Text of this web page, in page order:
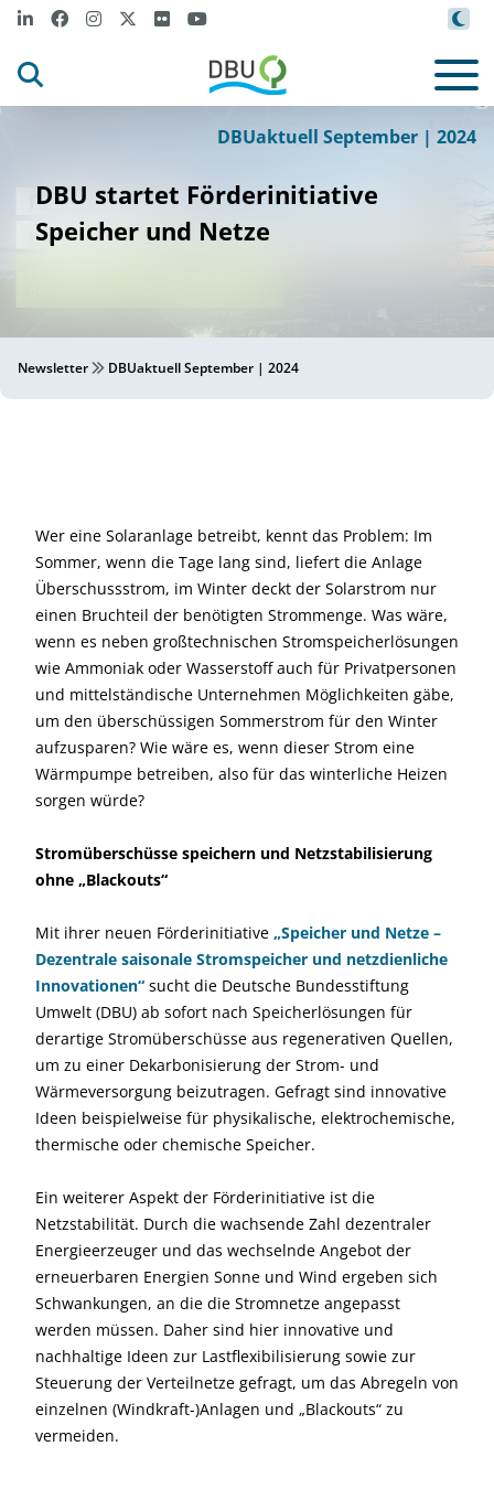
urbans78
AdobeS
ock
DBUaktuell September | 2024
DBU startet Förderinitiative
Speicher und Netze
Newsletter DBUaktuell September | 2024
Wer eine Solaranlage betreibt, kennt das Problem: Im
Sommer, wenn die Tage lang sind, liefert die Anlage
Überschussstrom, im Winter deckt der Solarstrom nur
einen Bruchteil der benötigten Strommenge. Was wäre,
wenn es neben großtechnischen Stromspeicherlösungen
wie Ammoniak oder Wasserstoff auch für Privatpersonen
und mittelständische Unternehmen Möglichkeiten gäbe,
um den überschüssigen Sommerstrom für den Winter
aufzusparen? Wie wäre es, wenn dieser Strom eine
Wärmpumpe betreiben, also für das winterliche Heizen
sorgen würde?
Stromüberschüsse speichern und Netzstabilisierung
ohne „Blackouts“
Mit ihrer neuen Förderinitiative „Speicher und Netze –
Dezentrale saisonale Stromspeicher und netzdienliche
Innovationen“ sucht die Deutsche Bundesstiftung
Umwelt (DBU) ab sofort nach Speicherlösungen für
derartige Stromüberschüsse aus regenerativen Quellen,
um zu einer Dekarbonisierung der Strom- und
Wärmeversorgung beizutragen. Gefragt sind innovative
Ideen beispielweise für physikalische, elektrochemische,
thermische oder chemische Speicher.
Ein weiterer Aspekt der Förderinitiative ist die
Netzstabilität. Durch die wachsende Zahl dezentraler
Energieerzeuger und das wechselnde Angebot der
erneuerbaren Energien Sonne und Wind ergeben sich
Schwankungen, an die die Stromnetze angepasst
werden müssen. Daher sind hier innovative und
nachhaltige Ideen zur Lastflexibilisierung sowie zur
Steuerung der Verteilnetze gefragt, um das Abregeln von
einzelnen (Windkraft-)Anlagen und „Blackouts“ zu
vermeiden.